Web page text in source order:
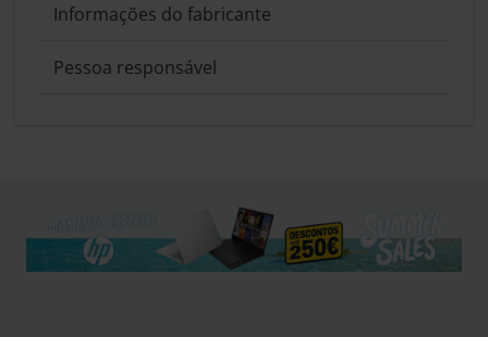
Informações do fabricante
Pessoa responsável